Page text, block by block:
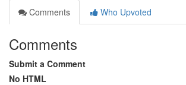
Comments
Who Upvoted
Comments
Submit a Comment
No HTML